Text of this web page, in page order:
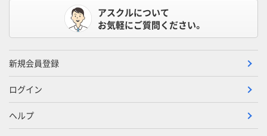
アスクルについて
お気軽にご質問ください。
新規会員登録
ログイン
ヘルプ